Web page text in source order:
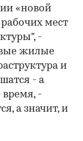
«новой
мест
-
жилые
и
- а
время, -
а значит, и